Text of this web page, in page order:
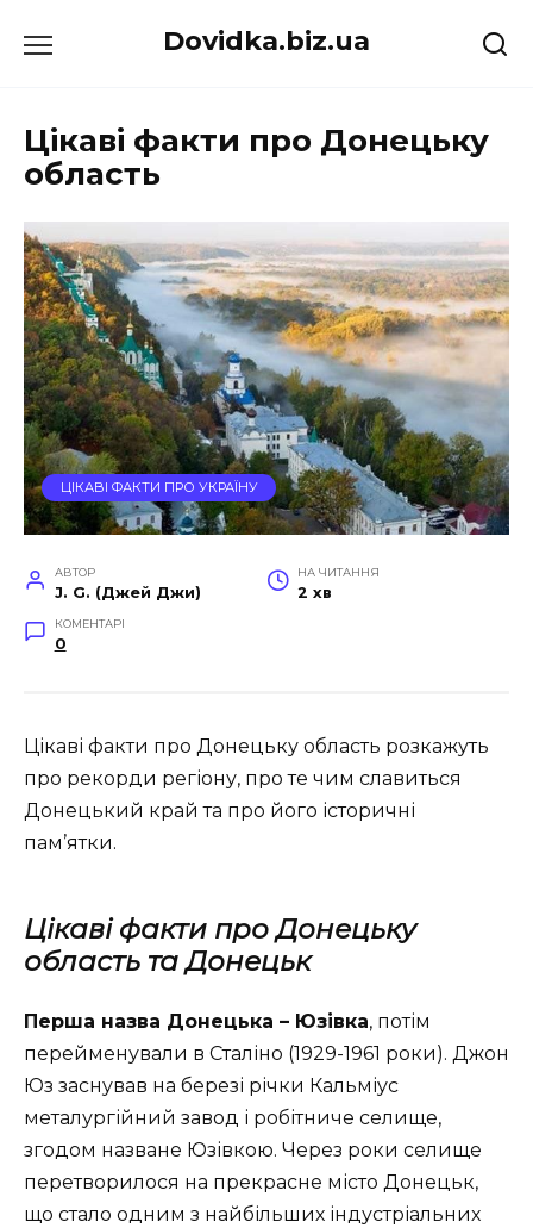
до
Dovidka.biz.ua
Цікаві факти про Донецьку
область
ЦІКАВІ ФАКТИ ПРО УКРАЇНУ
АВТОР
J. G. (Джей Джи)
НА ЧИТАННЯ
2 хв
КОМЕНТАРІ
0
Цікаві факти про Донецьку область розкажуть
про рекорди регіону, про те чим славиться
Донецький край та про його історичні
пам’ятки.
Цікаві факти про Донецьку
область та Донецьк
Перша назва Донецька – Юзівка, потім
перейменували в Сталіно (1929-1961 роки). Джон
Юз заснував на березі річки Кальміус
металургійний завод і робітниче селище,
згодом назване Юзівкою. Через роки селище
перетворилося на прекрасне місто Донецьк,
що стало одним з найбільших індустріальних